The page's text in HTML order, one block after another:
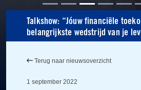
Talkshow: “Jóuw financiële
belangrijkste wedstrijd van je
Terug naar nieuwsoverzicht
1 september 2022